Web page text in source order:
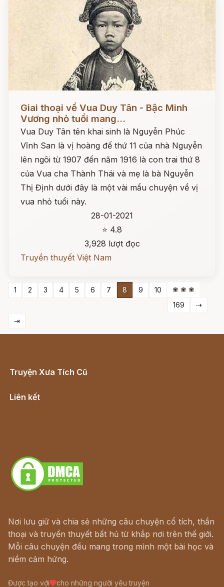
Giai thoại về Vua Duy Tân - Bậc Minh
Vương nhỏ tuổi mang...
Vua Duy Tân tên khai sinh là Nguyễn Phúc
Vĩnh San là vị hoàng đế thứ 11 của nhà Nguyễn
lên ngôi từ 1907 đến năm 1916 là con trai thứ 8
của Vua cha Thành Thái và mẹ là bà Nguyễn
Thị Định dưới đây là một vài mẩu chuyện về vị
vua nhỏ tuổi này.
28-01-2021
⭐ 4.8
3,928 lượt đọc
Truyền thuyết Việt Nam
1 2 3 4 5 6 7 8 9 10
❀ ❀ ❀
169
⇢
⇥
Truyện Xưa Tích Cũ
Liên kết
Nơi lưu giữ và chia sẻ những câu chuyện cổ tích, thần
thoại và truyền thuyết bất hủ từ khắp nơi trên thế giới.
Mỗi câu chuyện đều mang trong mình một bài học và
niềm cảm hứng.
Được tạo với cho những người yêu truyện